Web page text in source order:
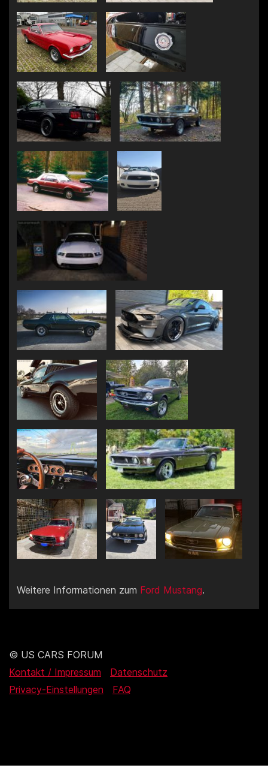
Weitere Informationen zum Ford Mustang.
© US CARS FORUM
Kontakt / Impressum
Datenschutz
Privacy-Einstellungen
FAQ